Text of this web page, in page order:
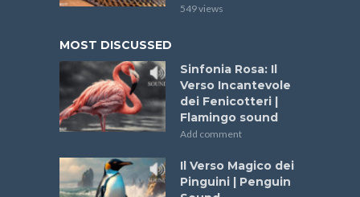
549 views
MOST DISCUSSED
Sinfonia Rosa: Il
Verso Incantevole
dei Fenicotteri |
Flamingo sound
Add comment
Il Verso Magico dei
Pinguini | Penguin